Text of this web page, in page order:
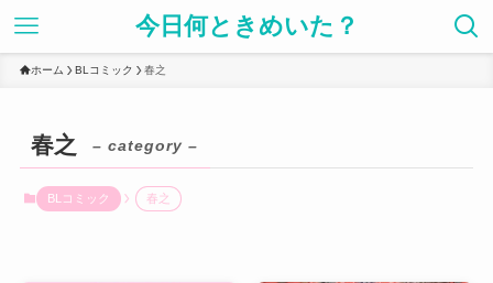
今日何ときめいた？
ホーム BLコミック 春之
春之 – category –
BLコミック 春之